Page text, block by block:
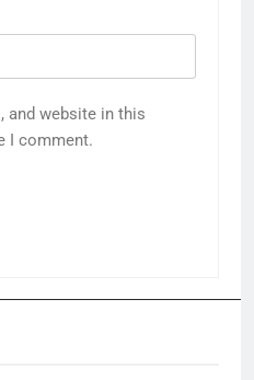
and website in this
I comment.